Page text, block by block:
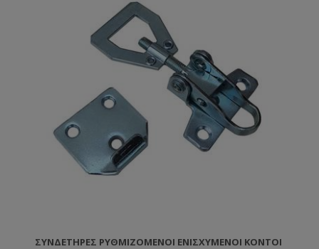
ΣΥΝΔΕΤΉΡΕΣ ΡΥΘΜΙΖΌΜΕΝΟΙ ΕΝΙΣΧΥΜΈΝΟΙ ΚΟΝΤΟΊ